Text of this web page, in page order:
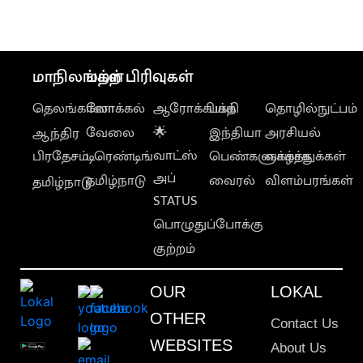
கட்டணம்?
மாநிலங்கள்
தெலங்கானா
ஆந்திர
பிரதேசம்
தமிழ்நாடு
மற்ற பிரிவுகள்
லோக்கல்
வேலை
டிரெண்டிங்
தமிழ்நாடு
ஆரோக்கியம்
🌟
வாட்ஸ்
அப்
STATUS
பொழுதுப்போக்கு
குற்றம்
பக்தி
இந்தியா
பெண்களுக்காக
வைரல்
தொழில்நுட்பம்
அரசியல்
வாழ்த்துக்கள்
விளம்பரங்கள்
OUR
OTHER
WEBSITES
LOKAL
Contact Us
About Us